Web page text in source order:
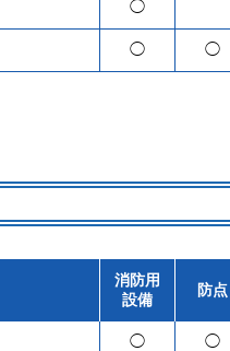
◯
◯ ◯
消防用
設備
防点
◯ ◯